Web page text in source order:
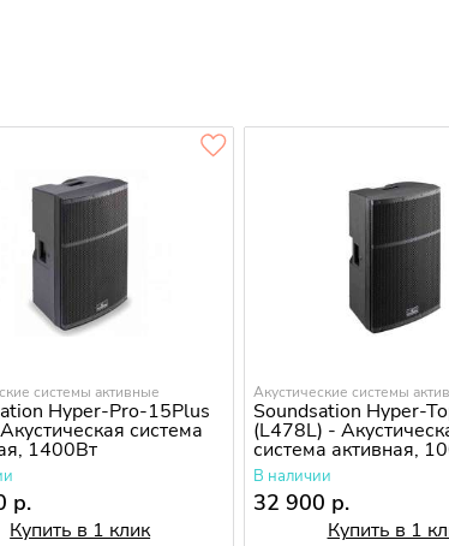
системы активные
Hyper-Pro-15Plus
система
1400Вт
р.
Купить в 1 клик
Акустические системы
Soundsation Hyper-
(L478L) -
система активная,
В наличии
32 900 р.
Купить в 1